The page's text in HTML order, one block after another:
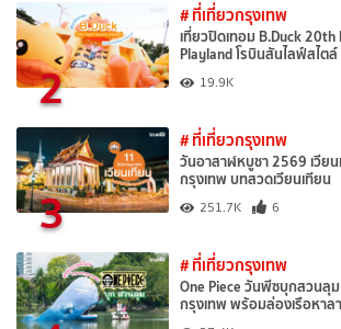
2
# ที่เที่ยวกรุงเทพ
เที่ยวปิดเทอม B.Duck
Playland โรบินสันไลฟ์สไต
19.9K
3
# ที่เที่ยวกรุงเทพ
วันอาสาฬหบูชา 2569 เวียน
กรุงเทพ บทสวดเวียนเทียน
251.7K 6
# ที่เที่ยวกรุงเทพ
One Piece วันพีซบุกสวนลุ
กรุงเทพ พร้อมล่องเรือหาล